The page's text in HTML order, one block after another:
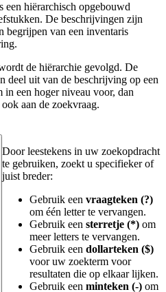
een hiërarchisch opgebouwd
De beschrijvingen zijn
begrijpen van een inventaris
de hiërarchie gevolgd. De
deel uit van de beschrijving op een
een hoger niveau voor, dan
aan de zoekvraag.
Door leestekens in uw zoekopdracht
te gebruiken, zoekt u specifieker of
juist breder:
Gebruik een vraagteken (?)
om één letter te vervangen.
Gebruik een sterretje (*) om
meer letters te vervangen.
Gebruik een dollarteken ($)
voor uw zoekterm voor
resultaten die op elkaar lijken.
Gebruik een minteken (-) om